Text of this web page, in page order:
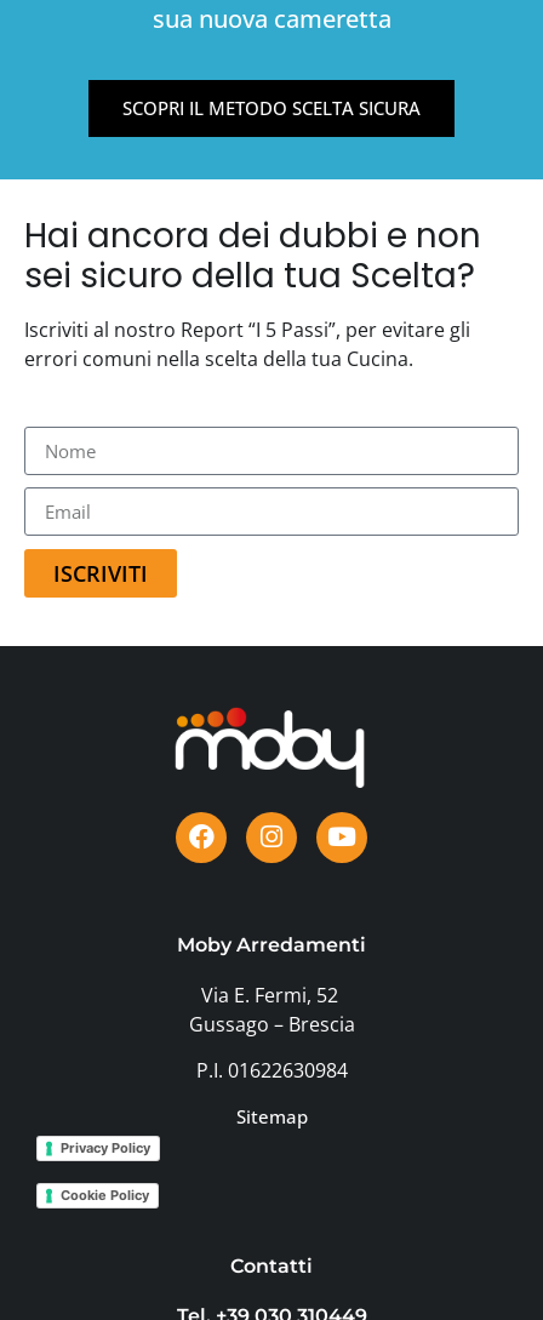
sua nuova cameretta
SCOPRI IL METODO SCELTA SICURA
Hai ancora dei dubbi e non
sei sicuro della tua Scelta?
Iscriviti al nostro Report “I 5 Passi”, per evitare gli
errori comuni nella scelta della tua Cucina.
ISCRIVITI
Moby Arredamenti
Via E. Fermi, 52
Gussago – Brescia
P.I. 01622630984
Sitemap
Privacy Policy
Cookie Policy
Contatti